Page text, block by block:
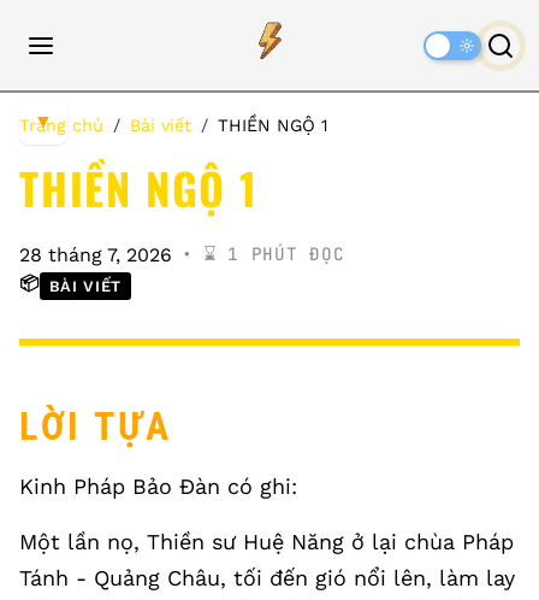
Trang chủ Bài viết THIỀN NGỘ 1
THIỀN NGỘ 1
28 tháng 7, 2026 ⌛️ 1 PHÚT ĐỌC
📦 BÀI VIẾT
LỜI TỰA
Kinh Pháp Bảo Đàn có ghi:
Một lần nọ, Thiền sư Huệ Năng ở lại chùa Pháp
Tánh - Quảng Châu, tối đến gió nổi lên, làm lay
▼